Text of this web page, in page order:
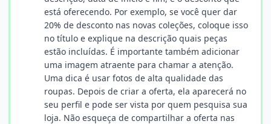
está oferecendo. Por exemplo, se você quer dar
20% de desconto nas novas coleções, coloque isso
no título e explique na descrição quais peças
estão incluídas. É importante também adicionar
uma imagem atraente para chamar a atenção.
Uma dica é usar fotos de alta qualidade das
roupas. Depois de criar a oferta, ela aparecerá no
seu perfil e pode ser vista por quem pesquisa sua
loja. Não esqueça de compartilhar a oferta nas